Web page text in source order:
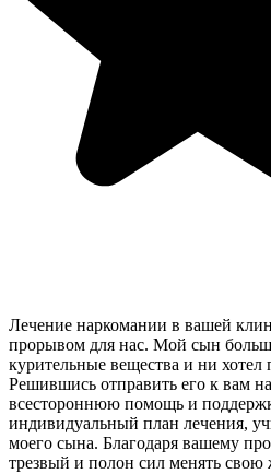
Лечение наркомании в вашей
прорывом для нас. Мой сын
курительные вещества и ни хотел
Решившись отправить его к вам
всестороннюю помощь и
индивидуальный план лечения,
моего сына. Благодаря вашему
трезвый и полон сил менять свою